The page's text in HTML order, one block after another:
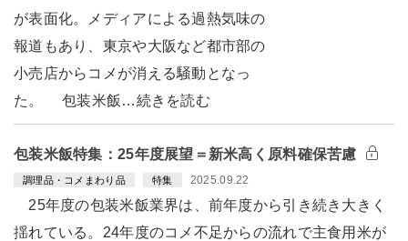
が表面化。メディアによる過熱気味の
報道もあり、東京や大阪など都市部の
小売店からコメが消える騒動となっ
た。 包装米飯…続きを読む
包装米飯特集：25年度展望＝新米高く原料確保苦慮
調理品・コメまわり品 特集 2025.09.22
25年度の包装米飯業界は、前年度から引き続き大きく
揺れている。24年度のコメ不足からの流れで主食用米が